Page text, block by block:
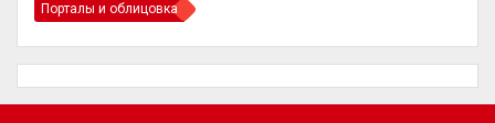
Порталы и облицовка